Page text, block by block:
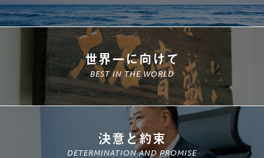
世界一に向けて
BEST IN THE WORLD
決意と約束
DETERMINATION AND PROMISE